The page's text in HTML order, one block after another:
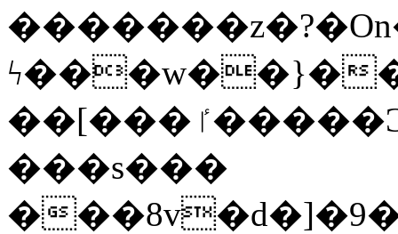
ϟ���w��}�
��[���ٵ�����Ͻ���������x�ս��Apq�����޻�V����O�cp����ٝy{����:�k�ןNݯOOCyx6���&���?
���s���
�